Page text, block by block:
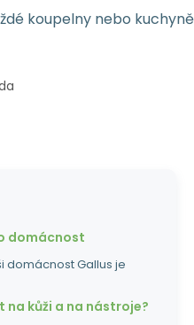
koupelny nebo
domácnost
domácnost Gallus je
na kůži a na nástroje?